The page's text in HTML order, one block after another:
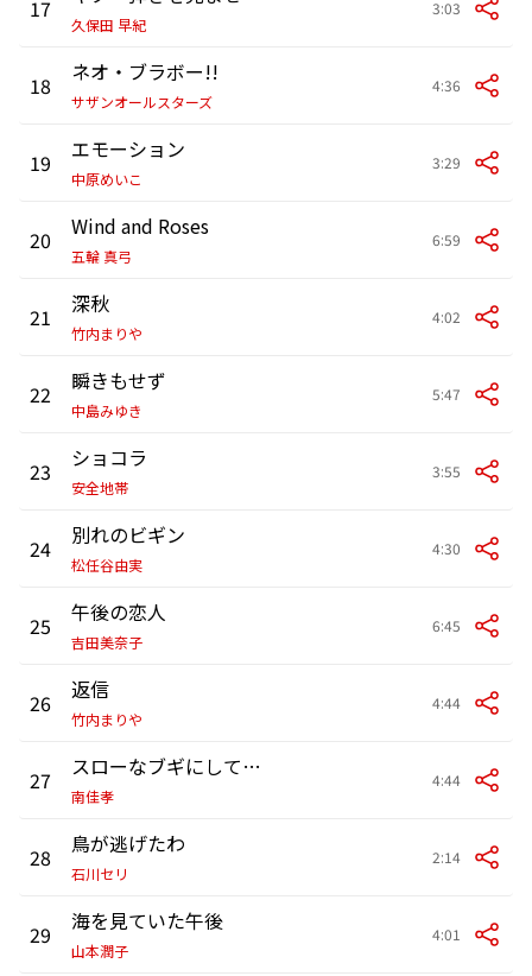
17
久保田 早紀
3:03
18 ネオ・ブラボー!!
サザンオールスターズ
4:36
19 エモーション
中原めいこ
3:29
20 Wind and Roses
五輪 真弓
6:59
21 深秋
竹内まりや
4:02
22 瞬きもせず
中島みゆき
5:47
23 ショコラ
安全地帯
3:55
24 別れのビギン
松任谷由実
4:30
25 午後の恋人
吉田美奈子
6:45
26 返信
竹内まりや
4:44
27 スローなブギにしてくれ(I want you)
南佳孝
4:44
28 鳥が逃げたわ
石川セリ
2:14
29 海を見ていた午後
山本潤子
4:01